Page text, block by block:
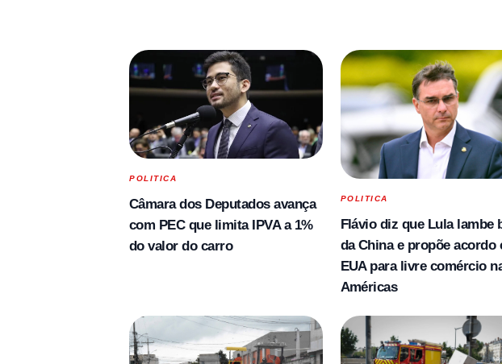
POLITICA
Câmara dos Deputados avança
com PEC que limita IPVA a 1%
do valor do carro
POLITICA
Flávio diz que Lula lambe
da China e propõe acordo
EUA para livre comércio
Américas